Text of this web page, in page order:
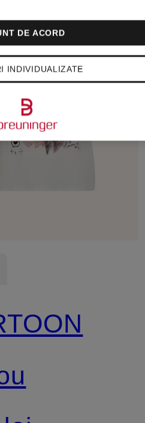
INDIVIDUALIZATE
DE ACORD